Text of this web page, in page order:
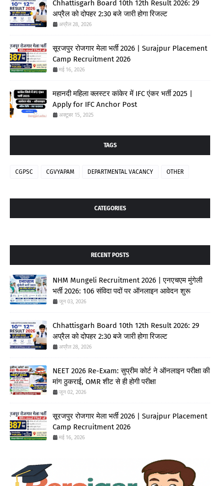
Chhattisgarh Board 10th 12th Result 2026: 29
अप्रैल को दोपहर 2:30 बजे जारी होगा रिजल्ट
अप्रैल 28, 2026
सूरजपुर रोजगार मेला भर्ती 2026 | Surajpur Placement
Camp Recruitment 2026
मई 16, 2026
महानदी महिला क्लस्टर कांकेर में IFC एंकर भर्ती 2025 |
Apply for IFC Anchor Post
अक्टूबर 15, 2025
TAGS
CGPSC CGVYAPAM DEPARTMENTAL VACANCY OTHER
CATEGORIES
RECENT POSTS
NHM Mungeli Recruitment 2026 | एनएचएम मुंगेली
भर्ती 2026: 106 संविदा पदों पर ऑनलाइन आवेदन शुरू
जून 03, 2026
Chhattisgarh Board 10th 12th Result 2026: 29
अप्रैल को दोपहर 2:30 बजे जारी होगा रिजल्ट
अप्रैल 28, 2026
NEET 2026 Re-Exam: सुप्रीम कोर्ट ने ऑनलाइन परीक्षा की
मांग ठुकराई, OMR शीट से ही होगी परीक्षा
जून 02, 2026
सूरजपुर रोजगार मेला भर्ती 2026 | Surajpur Placement
Camp Recruitment 2026
मई 16, 2026